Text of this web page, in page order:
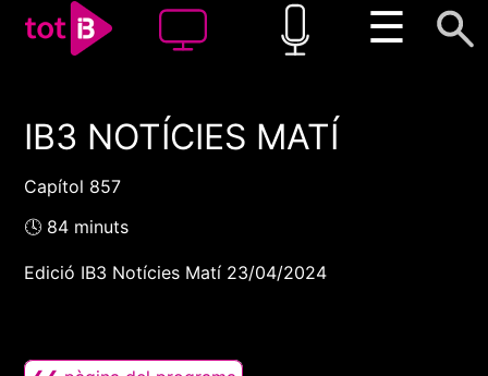
☰
00:00 00:00
IB3 NOTÍCIES MATÍ
Capítol 857
🕓 84 minuts
Edició IB3 Notícies Matí 23/04/2024